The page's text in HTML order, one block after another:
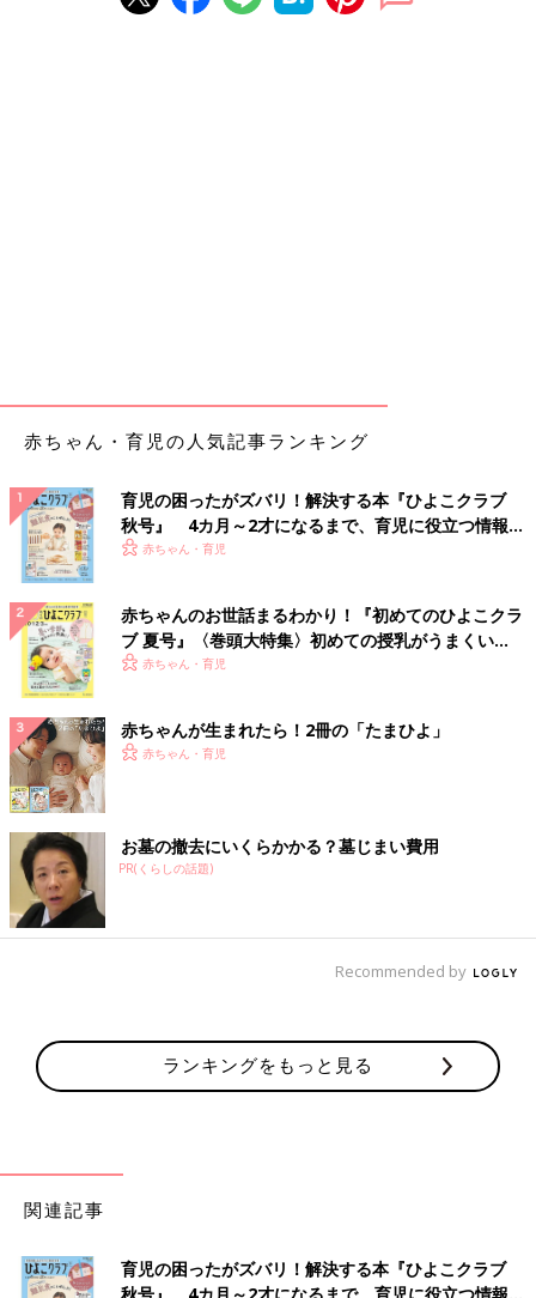
赤ちゃん・育児の人気記事ランキング
育児の困ったがズバリ！解決する本『ひよこクラブ
秋号』 4カ月～2才になるまで、育児に役立つ情報が
いっぱい！
赤ちゃん・育児
赤ちゃんのお世話まるわかり！『初めてのひよこクラ
ブ 夏号』〈巻頭大特集〉初めての授乳がうまくい
く！ おっぱい・ミルクの基本と夏のトラブル 解決テ
赤ちゃん・育児
赤ちゃんが生まれたら！2冊の「たまひよ」
赤ちゃん・育児
お墓の撤去にいくらかかる？墓じまい費用
PR(くらしの話題)
Recommended by
ランキングをもっと見る
関連記事
育児の困ったがズバリ！解決する本『ひよこクラブ